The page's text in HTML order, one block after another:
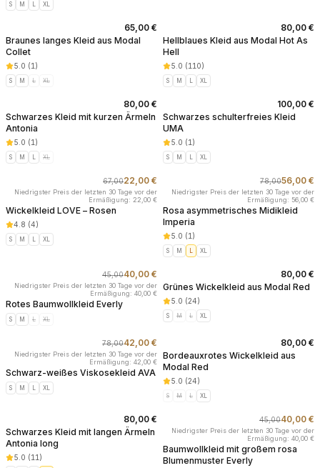
S M L XL
65,00 €
Braunes langes Kleid aus Modal
Collet
5.0 (1 )
S M L XL
80,00 €
Hellblaues Kleid aus Modal Hot As
Hell
5.0 (110)
S M L XL
80,00 €
Schwarzes Kleid mit kurzen Ärmeln
Antonia
5.0 (1 )
S M L XL
100,00 €
Schwarzes schulterfreies Kleid
UMA
5.0 (1 )
S M L XL
67,0022,00 €
Niedrigster Preis der letzten 30 Tage vor der
Ermäßigung: 22,00 €
Wickelkleid LOVE – Rosen
4.8 (4)
S M L XL
78,0056,00 €
Niedrigster Preis der letzten 30 Tage vor der
Ermäßigung: 56,00 €
Rosa asymmetrisches Midikleid
Imperia
5.0 (1 )
S M L XL
45,0040,00 €
Niedrigster Preis der letzten 30 Tage vor der
Ermäßigung: 40,00 €
Rotes Baumwollkleid Everly
S M L XL
80,00 €
Grünes Wickelkleid aus Modal Red
5.0 (24)
S M L XL
78,0042,00 €
Niedrigster Preis der letzten 30 Tage vor der
Ermäßigung: 42,00 €
Schwarz-weißes Viskosekleid AVA
S M L XL
80,00 €
Bordeauxrotes Wickelkleid aus
Modal Red
5.0 (24)
S M L XL
80,00 €
Schwarzes Kleid mit langen Ärmeln
Antonia long
5.0 (11 )
45,0040,00 €
Niedrigster Preis der letzten 30 Tage vor der
Ermäßigung: 40,00 €
Baumwollkleid mit großem rosa
Blumenmuster Everly